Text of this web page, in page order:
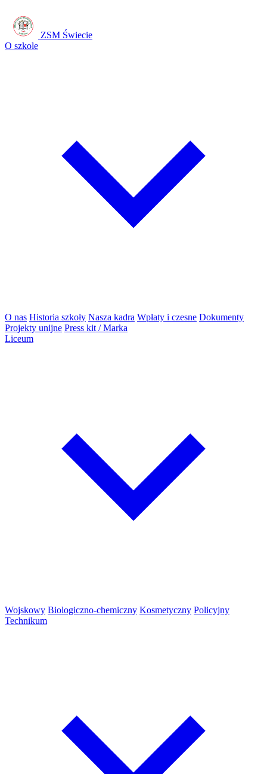
ZSM Świecie
O szkole
O nas Historia szkoły Nasza kadra Wpłaty i czesne Dokumenty
Projekty unijne Press kit / Marka
Liceum
Wojskowy Biologiczno-chemiczny Kosmetyczny Policyjny
Technikum